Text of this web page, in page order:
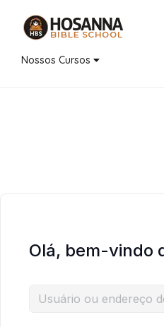
Nossos Cursos
Olá, bem-vindo